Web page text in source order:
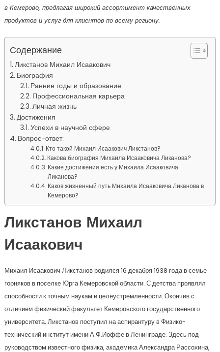
в Кемерово, предлагая широкий ассортимент качественных
продуктов и услуг для клиентов по всему региону.
Содержание
Ликстанов Михаил Исаакович
Биография
Ранние годы и образование
Профессиональная карьера
Личная жизнь
Достижения
Успехи в научной сфере
Вопрос-ответ:
Кто такой Михаил Исаакович Ликстанов?
Какова биография Михаила Исааковича Ликанова?
Какие достижения есть у Михаила Исааковича
Ликанова?
Каков жизненный путь Михаила Исааковича Ликанова в
Кемерово?
Ликстанов Михаил
Исаакович
Михаил Исаакович Ликстанов родился 16 декабря 1938 года в семье
горняков в поселке Юрга Кемеровской области. С детства проявлял
способности к точным наукам и целеустремленности. Окончив с
отличием физический факультет Кемеровского государственного
университета, Ликстанов поступил на аспирантуру в Физико-
технический институт имени А.Ф.Иоффе в Ленинграде. Здесь под
руководством известного физика, академика Александра Рассохина,